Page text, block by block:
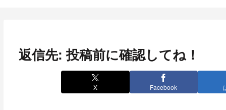
返信先: 投稿前に確認してね！
X Facebook